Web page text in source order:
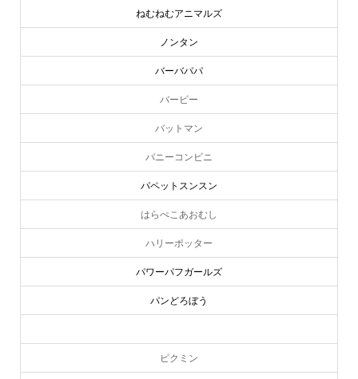
ねむねむアニマルズ
ノンタン
バーバパパ
バービー
バットマン
バニーコンビニ
パペットスンスン
はらぺこあおむし
ハリーポッター
パワーパフガールズ
パンどろぼう
ピクミン